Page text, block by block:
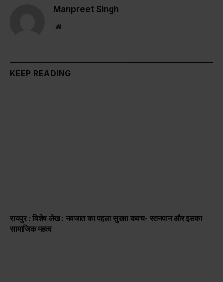
Manpreet Singh
Website
KEEP READING
रायपुर : विशेष लेख : नवजात का पहला सुरक्षा कवच- स्तनपान और इसका
सामाजिक महत्व